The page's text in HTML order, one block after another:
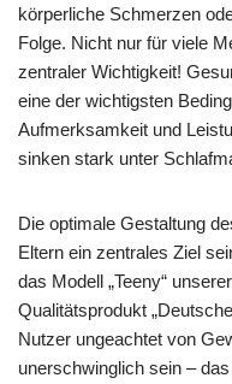
körperliche Schmerzen
Folge. Nicht nur für viele
zentraler Wichtigkeit!
eine der wichtigsten
Aufmerksamkeit und
sinken stark unter
Die optimale Gestaltung
Eltern ein zentrales Ziel
das Modell „Teeny“
Qualitätsprodukt
Nutzer ungeachtet von
unerschwinglich sein –